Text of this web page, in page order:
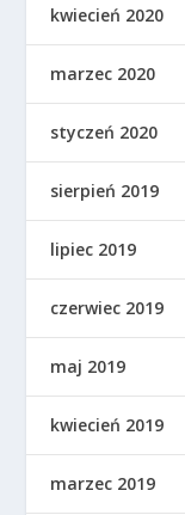
kwiecień 2020
marzec 2020
styczeń 2020
sierpień 2019
lipiec 2019
czerwiec 2019
maj 2019
kwiecień 2019
marzec 2019